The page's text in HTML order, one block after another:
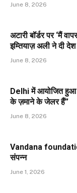
June 8, 2026
अटारी बॉर्डर पर ‘मैं
इम्तियाज़ अली ने दी देश
June 8, 2026
Delhi में आयोजित हुआ
के ज़माने के जेलर हैं”
June 8, 2026
Vandana
संपन्न
June 1, 2026